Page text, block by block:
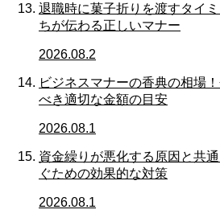
退職時に菓子折りを渡すタイ
ちが伝わる正しいマナー
2026.08.2
ビジネスマナーの香典の相場
べき適切な金額の目安
2026.08.1
資金繰りが悪化する原因と共
ぐための効果的な対策
2026.08.1